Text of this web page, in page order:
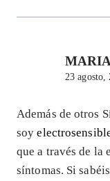
23 agosto,
Además de otros
soy
que a través de la
síntomas. Si